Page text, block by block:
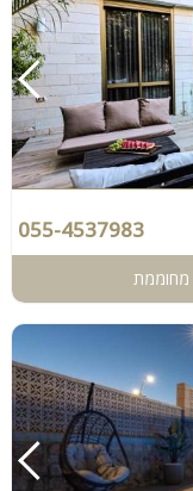
055-4537983
מחוממת